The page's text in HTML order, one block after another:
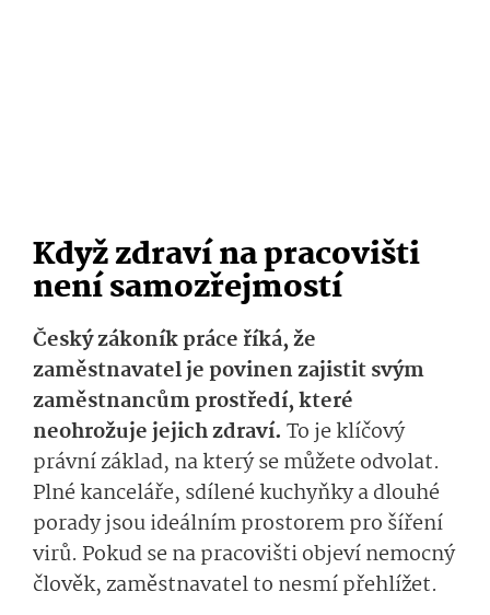
Když zdraví na pracovišti
není samozřejmostí
Český zákoník práce říká, že
zaměstnavatel je povinen zajistit svým
zaměstnancům prostředí, které
neohrožuje jejich zdraví. To je klíčový
právní základ, na který se můžete odvolat.
Plné kanceláře, sdílené kuchyňky a dlouhé
porady jsou ideálním prostorem pro šíření
virů. Pokud se na pracovišti objeví nemocný
člověk, zaměstnavatel to nesmí přehlížet.